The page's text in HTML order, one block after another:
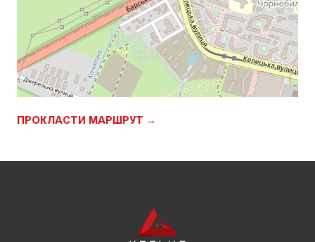
ПРОКЛАСТИ МАРШРУТ →